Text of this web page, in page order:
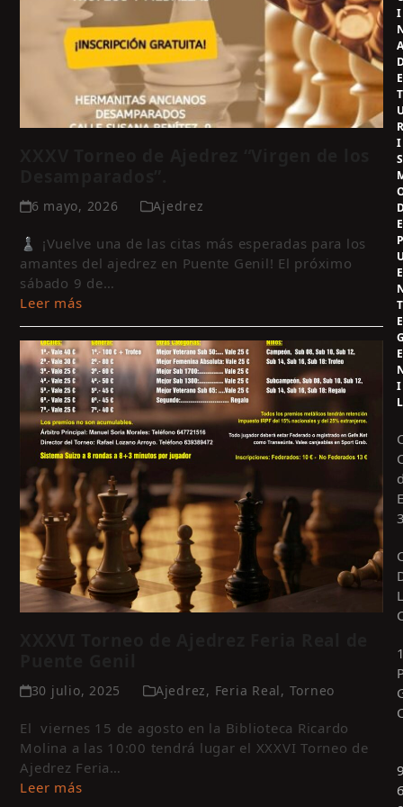
6 mayo, 2026 Ajedrez
♟️ ¡Vuelve una de las citas más esperadas para los
amantes del ajedrez en Puente Genil! El próximo
sábado 9 de…
Leer más
30 julio, 2025 Ajedrez, Feria Real, Torneo
El viernes 15 de agosto en la Biblioteca Ricardo
Molina a las 10:00 tendrá lugar el XXXVI Torneo de
Ajedrez Feria…
Leer más
I
E
T
I
S
E
E
T
E
E
I
L